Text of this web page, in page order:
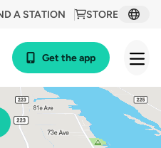
STORE
A STATION
Get the app